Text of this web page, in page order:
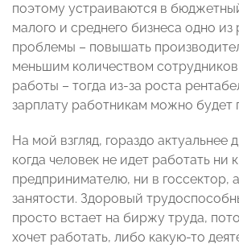
поэтому устраиваются в
малого и среднего бизнеса одно
проблемы – повышать
меньшим количеством
работы – тогда из-за роста
зарплату работникам можно будет
На мой взгляд, гораздо актуальнее
когда человек не идет работать ни к
предпринимателю, ни в госсектор,
занятости. Здоровый
просто встает на биржу труда,
хочет работать, либо какую-то